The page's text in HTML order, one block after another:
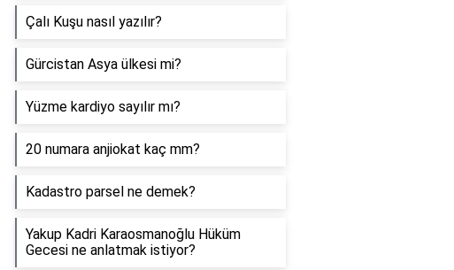
Çalı Kuşu nasıl yazılır?
Gürcistan Asya ülkesi mi?
Yüzme kardiyo sayılır mı?
20 numara anjiokat kaç mm?
Kadastro parsel ne demek?
Yakup Kadri Karaosmanoğlu Hüküm
Gecesi ne anlatmak istiyor?